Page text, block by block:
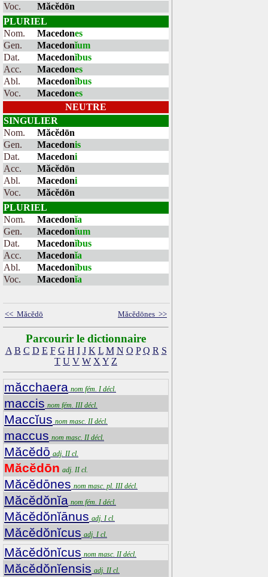
Voc.
Măcĕdōn
PLURIEL
Nom.
Macedones
Gen.
Macedonĭum
Dat.
Macedonĭbus
Acc.
Macedones
Abl.
Macedonĭbus
Voc.
Macedones
NEUTRE
SINGULIER
Nom.
Măcĕdōn
Gen.
Macedonis
Dat.
Macedoni
Acc.
Măcĕdōn
Abl.
Macedoni
Voc.
Măcĕdōn
PLURIEL
Nom.
Macedonĭa
Gen.
Macedonĭum
Dat.
Macedonĭbus
Acc.
Macedonĭa
Abl.
Macedonĭbus
Voc.
Macedonĭa
<< Măcĕdō Măcĕdōnes >>
Parcourir le dictionnaire
A B C D E F G H I J K L M N O P Q R S
T U V W X Y Z
măcchaera nom fém. I décl.
maccis nom fém. III décl.
Maccĭus nom masc. II décl.
maccus nom masc. II décl.
Măcĕdō adj. II cl.
Măcĕdōn adj. II cl.
Măcĕdōnes nom masc. pl. III décl.
Măcĕdŏnĭa nom fém. I décl.
Măcĕdŏnĭānus adj. I cl.
Măcĕdŏnĭcus adj. I cl.
Măcĕdŏnĭcus nom masc. II décl.
Măcĕdŏnĭensis adj. II cl.